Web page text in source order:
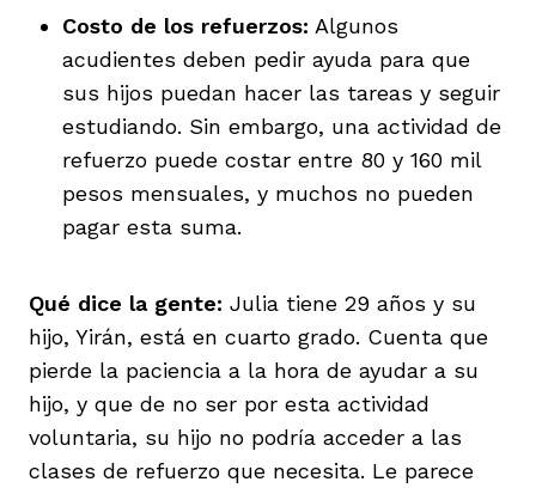
Costo de los refuerzos: Algunos
acudientes deben pedir ayuda para que
sus hijos puedan hacer las tareas y seguir
estudiando. Sin embargo, una actividad de
refuerzo puede costar entre 80 y 160 mil
pesos mensuales, y muchos no pueden
pagar esta suma.
Qué dice la gente: Julia tiene 29 años y su
hijo, Yirán, está en cuarto grado. Cuenta que
pierde la paciencia a la hora de ayudar a su
hijo, y que de no ser por esta actividad
voluntaria, su hijo no podría acceder a las
clases de refuerzo que necesita. Le parece